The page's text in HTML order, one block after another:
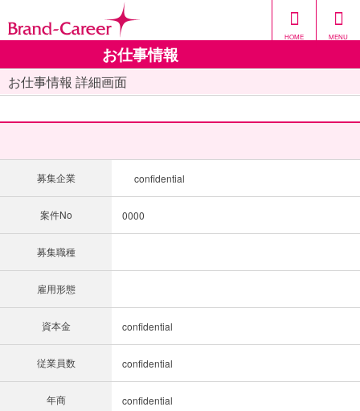
HOME MENU
お仕事情報
お仕事情報 詳細画面
募集企業 confidential
案件No 0000
募集職種
雇用形態
資本金 confidential
従業員数 confidential
年商 confidential